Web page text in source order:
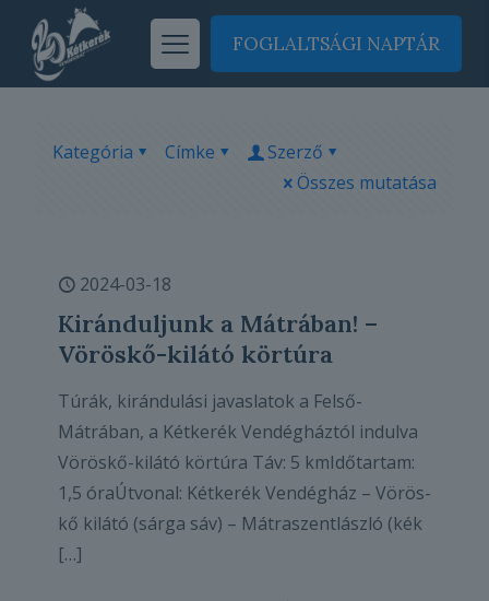
FOGLALTSÁGI NAPTÁR
Kategória Címke
Szerző
Összes mutatása
2024-03-18
Kiránduljunk a Mátrában! –
Vöröskő-kilátó körtúra
Túrák, kirándulási javaslatok a Felső-
Mátrában, a Kétkerék Vendégháztól indulva
Vöröskő-kilátó körtúra Táv: 5 kmIdőtartam:
1,5 óraÚtvonal: Kétkerék Vendégház – Vörös-
kő kilátó (sárga sáv) – Mátraszentlászló (kék
[…]